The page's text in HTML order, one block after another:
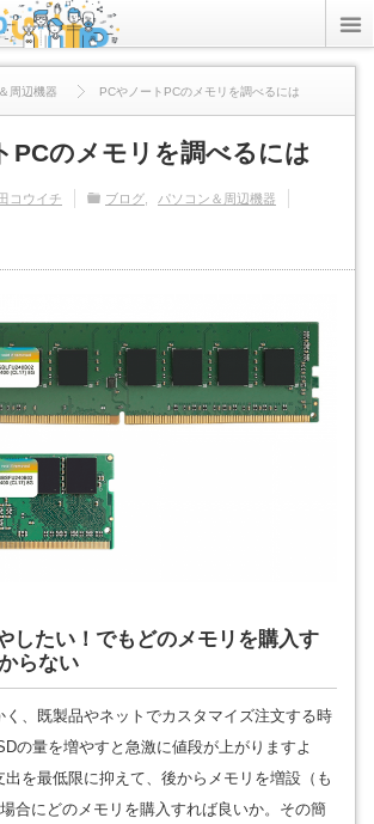
周辺機器 PCやノートPCのメモリを調べるには
PCのメモリを調べるには
コウイチ ブログ パソコン＆周辺機器
したい！でもどのメモリを購入す
らない
く、既製品やネットでカスタマイズ注文する時
の量を増やすと急激に値段が上がりますよ
を最低限に抑えて、後からメモリを増設（も
合にどのメモリを購入すれば良いか。その簡